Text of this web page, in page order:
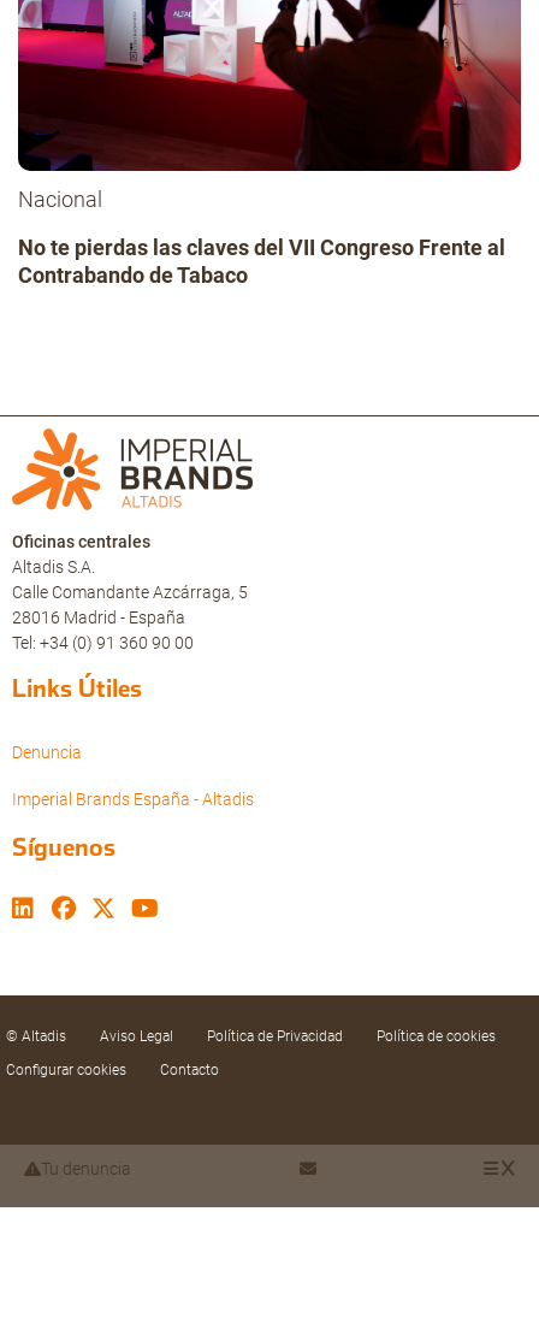
Tu denuncia
Nacional
No te pierdas las claves del VII Congreso Frente al
Contrabando de Tabaco
Oficinas centrales
Altadis S.A.
Calle Comandante Azcárraga, 5
28016 Madrid - España
Tel: +34 (0) 91 360 90 00
Links Útiles
Denuncia
Imperial Brands España - Altadis
Síguenos
© Altadis Aviso Legal Política de Privacidad
Política de cookies
Configurar cookies
Contacto